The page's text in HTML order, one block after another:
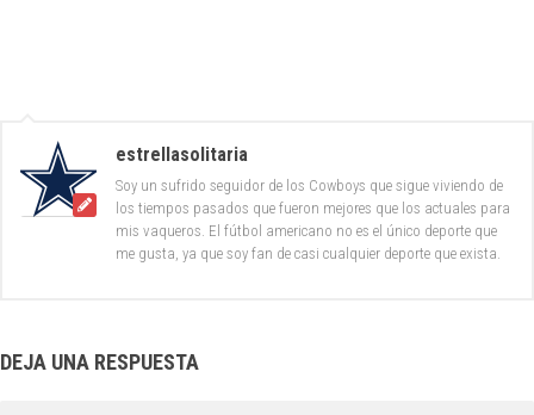
estrellasolitaria
Soy un sufrido seguidor de los Cowboys que sigue viviendo de
los tiempos pasados que fueron mejores que los actuales para
mis vaqueros. El fútbol americano no es el único deporte que
me gusta, ya que soy fan de casi cualquier deporte que exista.
DEJA UNA RESPUESTA